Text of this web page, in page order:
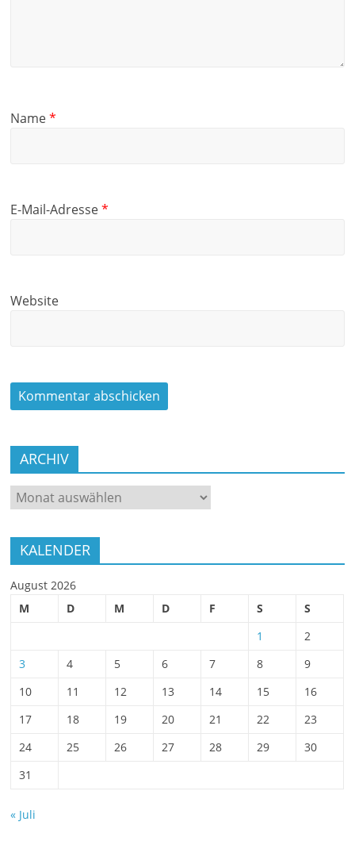
Name*
E-Mail-Adresse*
Website
ARCHIV
ARCHIV
KALENDER
August 2026
M
D M D F S
S
1
2
3
4 5 6 7 8
9
10
11 12 13 14 15
16
17
18 19 20 21 22
23
24
25 26 27 28 29
30
31
« Juli